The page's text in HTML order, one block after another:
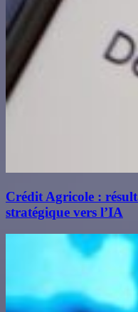
Crédit Agricole :
stratégique vers l’IA